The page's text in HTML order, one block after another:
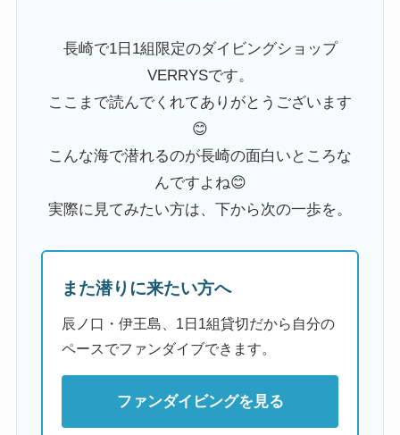
長崎で1日1組限定のダイビングショップ
VERRYSです。
ここまで読んでくれてありがとうございます
😊
こんな海で潜れるのが長崎の面白いところな
んですよね😊
実際に見てみたい方は、下から次の一歩を。
また潜りに来たい方へ
辰ノ口・伊王島、1日1組貸切だから自分の
ペースでファンダイブできます。
ファンダイビングを見る